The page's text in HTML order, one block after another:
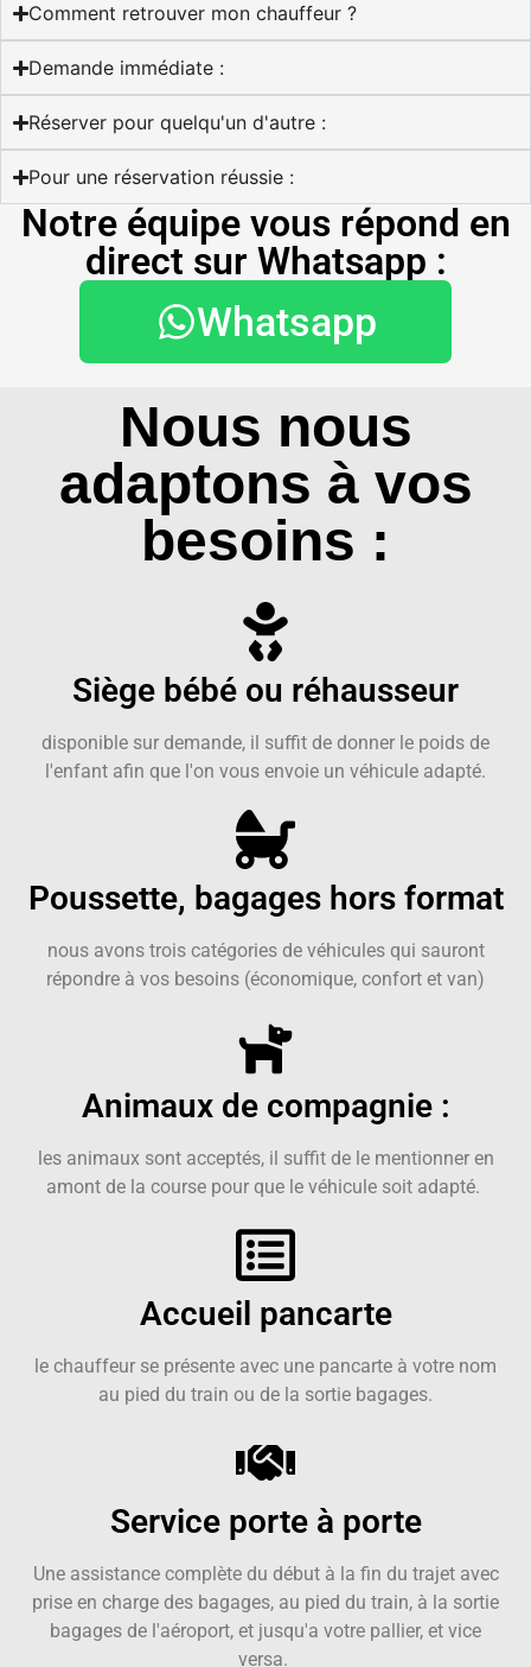
Comment retrouver mon chauffeur ?
Demande immédiate :
Réserver pour quelqu'un d'autre :
Pour une réservation réussie :
Notre équipe vous répond en
direct sur Whatsapp :
Whatsapp
Nous nous
adaptons à vos
besoins :
Siège bébé ou réhausseur
disponible sur demande, il suffit de donner le poids de
l'enfant afin que l'on vous envoie un véhicule adapté.
Poussette, bagages hors format
nous avons trois catégories de véhicules qui sauront
répondre à vos besoins (économique, confort et van)
Animaux de compagnie :
les animaux sont acceptés, il suffit de le mentionner en
amont de la course pour que le véhicule soit adapté.
Accueil pancarte
le chauffeur se présente avec une pancarte à votre nom
au pied du train ou de la sortie bagages.
Service porte à porte
Une assistance complète du début à la fin du trajet avec
prise en charge des bagages, au pied du train, à la sortie
bagages de l'aéroport, et jusqu'a votre pallier, et vice
versa.